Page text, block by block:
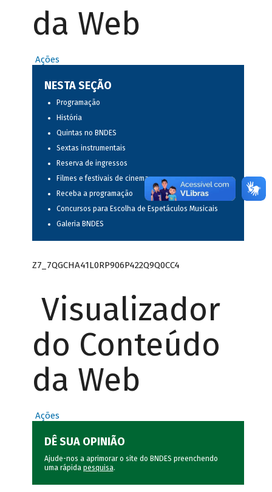
da Web
Ações
NESTA SEÇÃO
Programação
História
Quintas no BNDES
Sextas instrumentais
Reserva de ingressos
Filmes e festivais de cinema
Receba a programação
Concursos para Escolha de Espetáculos Musicais
Galeria BNDES
Z7_7QGCHA41L0RP906P422Q9Q0CC4
Visualizador
do Conteúdo
da Web
Ações
DÊ SUA OPINIÃO
Ajude-nos a aprimorar o site do BNDES preenchendo
uma rápida pesquisa.